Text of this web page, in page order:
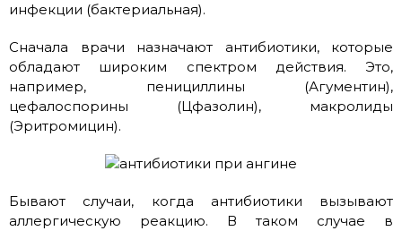
инфекции (бактериальная).
Сначала врачи назначают антибиотики, которые
обладают широким спектром действия. Это,
например, пенициллины (Агументин),
цефалоспорины (Цфазолин), макролиды
(Эритромицин).
Бывают случаи, когда антибиотики вызывают
аллергическую реакцию. В таком случае в